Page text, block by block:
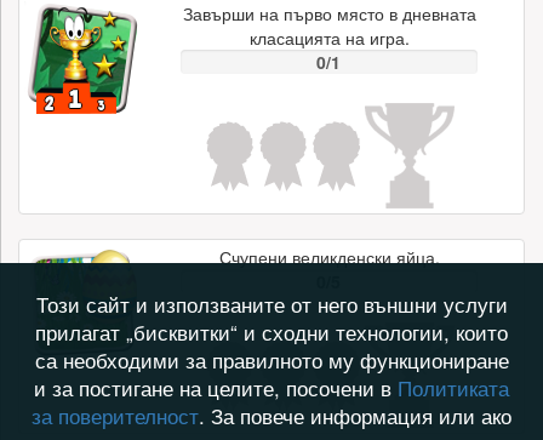
Завърши на първо място в дневната
класацията на игра.
0/1
Счупени великденски яйца.
Този сайт и използваните от него външни услуги
прилагат „бисквитки“ и сходни технологии, които
са необходими за правилното му функциониране
и за постигане на целите, посочени в Политиката
за поверителност. За повече информация или ако